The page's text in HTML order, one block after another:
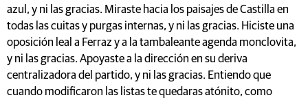
azul, y ni las gracias. Miraste hacia los paisajes de Castilla en
todas las cuitas y purgas internas, y ni las gracias. Hiciste una
oposición leal a Ferraz y a la tambaleante agenda monclovita,
y ni las gracias. Apoyaste a la dirección en su deriva
centralizadora del partido, y ni las gracias. Entiendo que
cuando modificaron las listas te quedaras atónito, como